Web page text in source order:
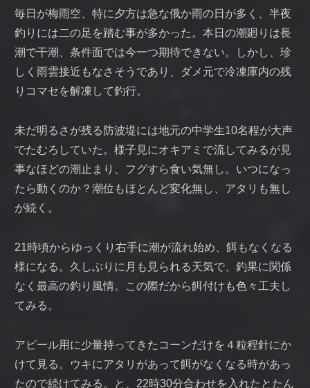
毎日が梅雨空、特に夕方は急な俄か雨の日が多く、半夜
釣りには二の足を踏む事が多かった。本日の潮廻りは長
潮で干潮、条件面では今一つ期待できない。しかし、珍
しく雨雲接近もなさそうであり、ダメ元で冷凍庫内の残
りコマセを解凍して釣行。
未だ明るさが残る防波堤には地元の中学生10名程が大声
でたむろしていた。様子見にオキアミで流してみるが見
事なほどの潮止まり、フグすら食い気無し。いつになっ
たら動くのか？潮位もほとんど変化無し、アタリも無し
が続く。
21時頃からゆっくり右手に潮が流れ始め、餌もなくなる
様になる。久しぶりに月も見られる天気で、釣果に関係
なく最高の釣り風情。この際だから餌付けも色々工夫し
てみる。
アピール用に少量持ってきたコーンだけを４粒程針にか
けて見る。ウキにアタリがあって餌がなくなる時があっ
たので続けてみる。と、22時30分合わせを入れたとたん